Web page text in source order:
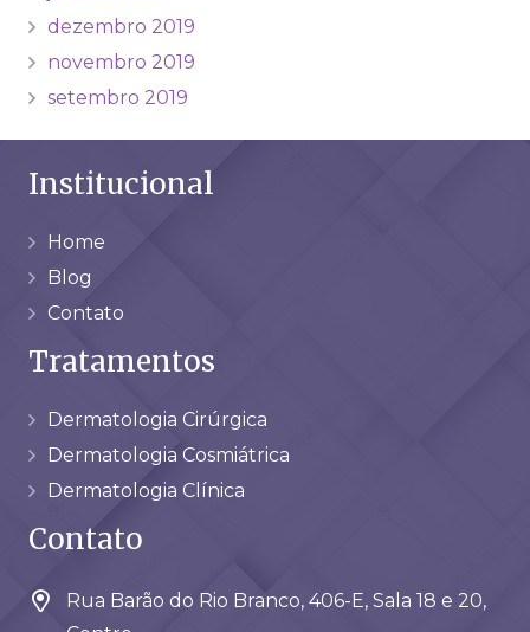
dezembro 2019
novembro 2019
setembro 2019
Institucional
Home
Blog
Contato
Tratamentos
Dermatologia Cirúrgica
Dermatologia Cosmiátrica
Dermatologia Clínica
Contato
Rua Barão do Rio Branco, 406-E, Sala 18 e 20,